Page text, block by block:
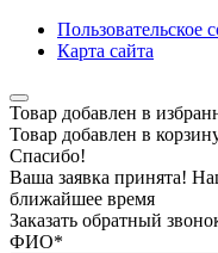
Пользовательское
Карта сайта
Товар добавлен в
Товар добавлен в
Спасибо!
Ваша заявка принята!
ближайшее время
Заказать обратный
ФИО*